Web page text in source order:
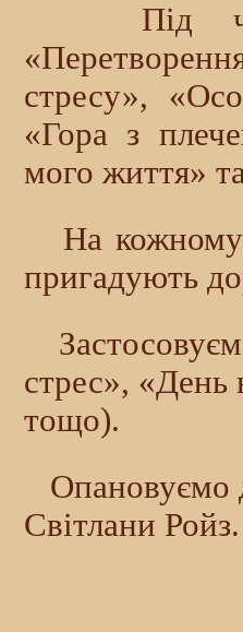
Під час
стресу»,
«Гора з
мого життя»
На кожному
пригадують
стрес»,
тощо).
Опановуємо
Світлани Ройз.